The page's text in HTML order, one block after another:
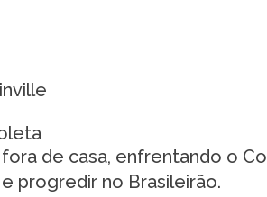
de casa, enfrentando o
progredir no Brasileirão.